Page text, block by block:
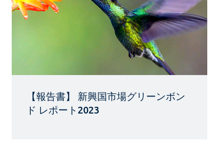
【報告書】 新興国市場グリーンボン
ド レポート2023